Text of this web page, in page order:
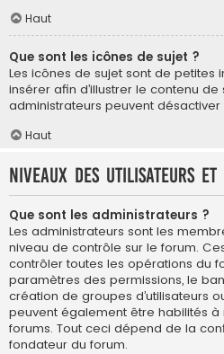
Haut
Que sont les icônes de sujet ?
Les icônes de sujet sont de petites
insérer afin d’illustrer le contenu de
administrateurs peuvent
Haut
Niveaux des utilisateurs et
Que sont les administrateurs ?
Les administrateurs sont les
niveau de contrôle sur le forum.
contrôler toutes les opérations du
paramètres des permissions, le
création de groupes d’utilisateurs
peuvent également être habilités à
forums. Tout ceci dépend de la
fondateur du forum.